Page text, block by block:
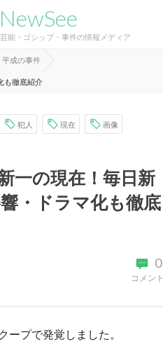
NewSee
能・ゴシップ・事件の情報メディア
平成の事件
も徹底紹介
犯人 現在 画像
一の現在！毎日新
・ドラマ化も徹底
0
コメント
プで発覚しました。